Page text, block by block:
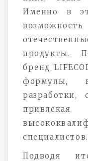
Именно в
продукты.
бренд
формулы,
специалистов.
Подводя